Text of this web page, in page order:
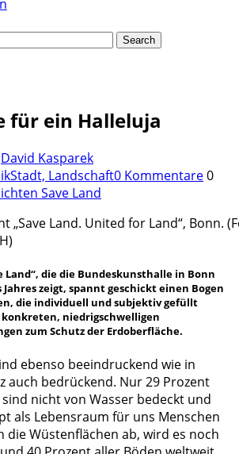
für ein Halleluja
David Kasparek
Stadt, Landschaft0 Kommentare0
„Save Land. United for Land“,
Land“, die die Bundeskunsthalle in Bonn
Jahres zeigt, spannt geschickt einen Bogen
die individuell und subjektiv gefüllt
niedrigschwelligen
zum Schutz der Erdoberfläche.
ebenso beeindruckend wie in
auch bedrückend. Nur 29 Prozent
nicht von Wasser bedeckt und
als Lebensraum für uns Menschen
die Wüstenflächen ab, wird es noch